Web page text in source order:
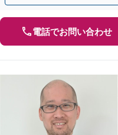
電話でお問い合わせ